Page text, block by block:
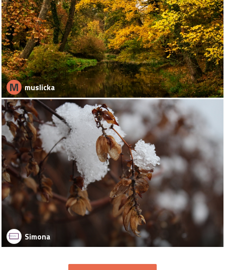
M muslicka
Simona